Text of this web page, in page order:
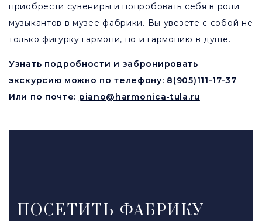
приобрести сувениры и попробовать себя в роли
музыкантов в музее фабрики. Вы увезете с собой не
только фигурку гармони, но и гармонию в душе.
Узнать подробности и забронировать
экскурсию можно по телефону: 8(905)111-17-37
Или по почте: piano@harmonica-tula.ru
ПОСЕТИТЬ ФАБРИКУ